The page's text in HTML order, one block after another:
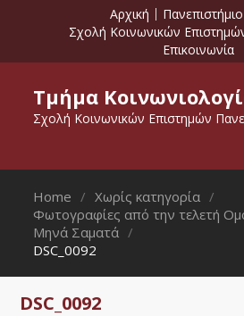
Αρχική
Σχολή Κοινωνικών
Επικοινωνία
Τμήμα
Σχολή Κοινωνικών Επιστημών
Home
Χωρίς κατηγορία
Φωτογραφίες από την τελετή
Μηνά Σαματά
DSC_0092
DSC_0092